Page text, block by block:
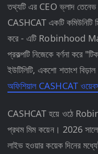
তথ্যটি এর CEO ভ্লাদ তেনেভ
CASHCAT একটি কমিউনিটি
করে - এটি Robinhood
প্রকল্পটি নিজেকে বর্ণনা করে
ইউটিলিটি, একশো শতাংশ
অফিশিয়াল CASHCAT
CASHCAT হয়ে ওঠে
প্রথম মিম কয়েন। 2026
লাইভ হওয়ার কয়েক দিনের